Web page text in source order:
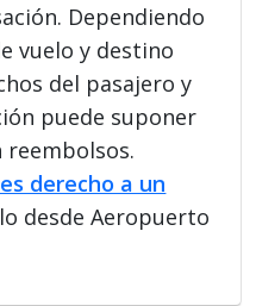
Dependiendo
vuelo y destino
del pasajero y
puede suponer
reembolsos.
derecho a un
desde Aeropuerto